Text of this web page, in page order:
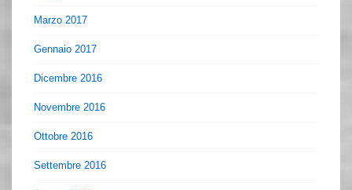
Marzo 2017
Gennaio 2017
Dicembre 2016
Novembre 2016
Ottobre 2016
Settembre 2016